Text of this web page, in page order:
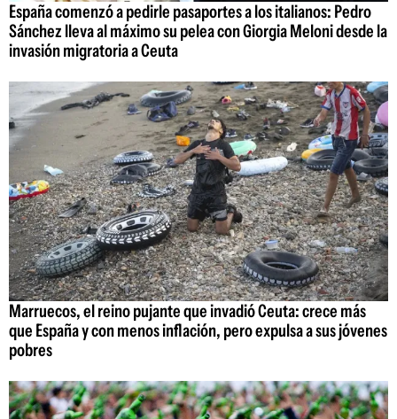
España comenzó a pedirle pasaportes a los italianos: Pedro
Sánchez lleva al máximo su pelea con Giorgia Meloni desde la
invasión migratoria a Ceuta
Marruecos, el reino pujante que invadió Ceuta: crece más
que España y con menos inflación, pero expulsa a sus jóvenes
pobres